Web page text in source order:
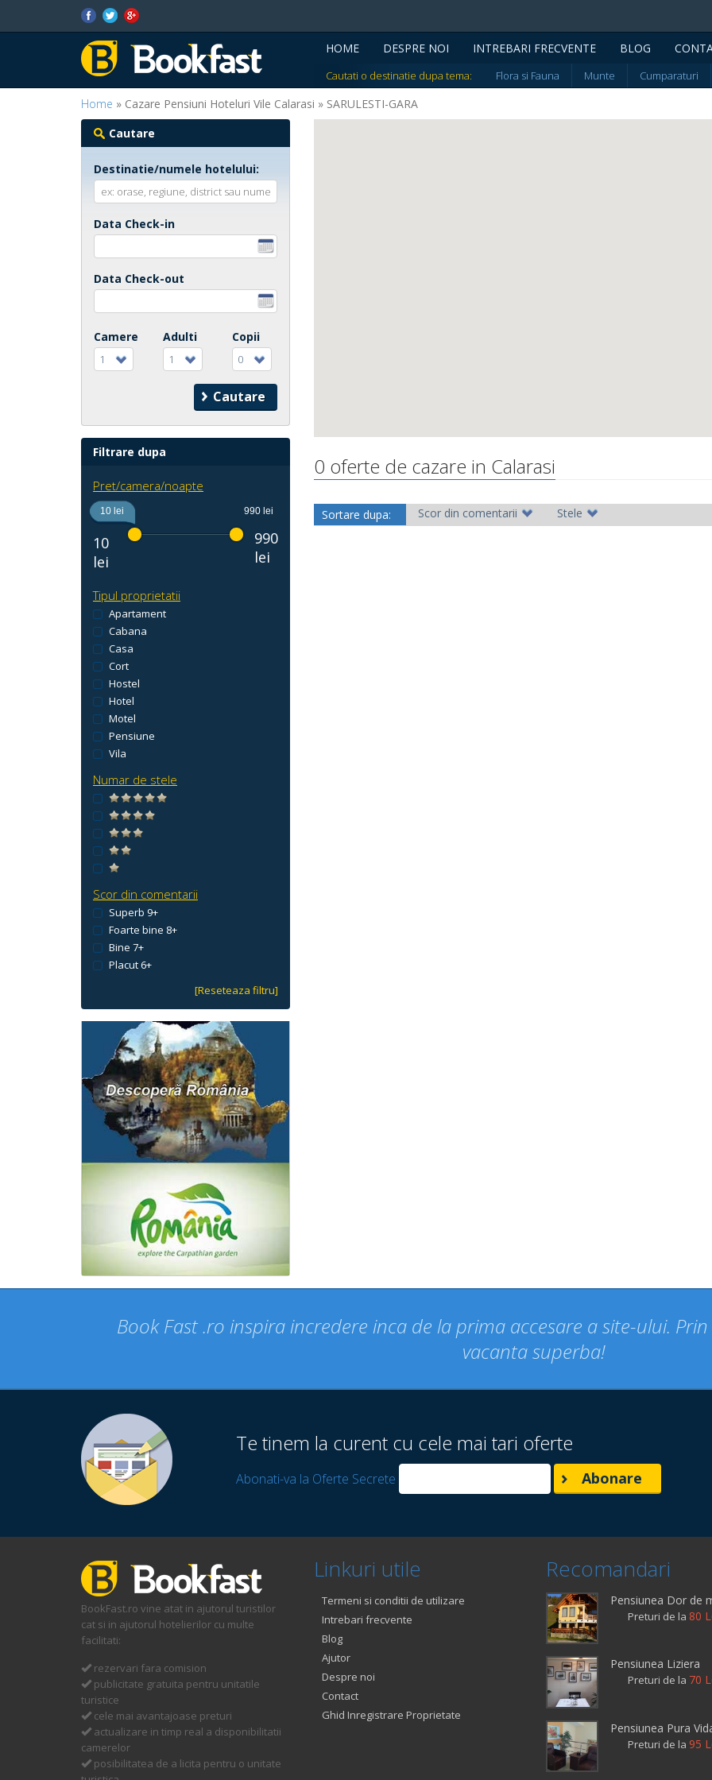
HOME DESPRE NOI INTREBARI FRECVENTE BLOG
Cautati o destinatie dupa tema:
Flora si Fauna Munte Cumparaturi
Home » Cazare Pensiuni Hoteluri Vile Calarasi » SARULESTI-GARA
Cautare
Destinatie/numele hotelului:
Data Check-in
Data Check-out
Camere
1
Adulti
1
Copii
0
Filtrare dupa
Pret/camera/noapte
10
lei
10 lei 990 lei
990
lei
Tipul proprietatii
Apartament
Cabana
Casa
Cort
Hostel
Hotel
Motel
Pensiune
Vila
Numar de stele
Scor din comentarii
Superb 9+
Foarte bine 8+
Bine 7+
Placut 6+
[Reseteaza filtru]
0 oferte de cazare in Calarasi
Sortare dupa: Scor din comentarii Stele
Book Fast .ro inspira incredere inca de la prima accesare a site-ului.
vacanta superba!
Te tinem la curent cu cele mai tari oferte
Abonati-va la Oferte Secrete
BookFast.ro vine atat in ajutorul turistilor
cat si in ajutorul hotelierilor cu multe
facilitati:
rezervari fara comision
publicitate gratuita pentru unitatile
turistice
cele mai avantajoase preturi
actualizare in timp real a disponibilitatii
camerelor
posibilitatea de a licita pentru o unitate
Linkuri utile
Termeni si conditii de utilizare
Intrebari frecvente
Blog
Ajutor
Despre noi
Contact
Ghid Inregistrare Proprietate
Recomandari
Pensiunea Dor de
Preturi de la 80
Pensiunea Liziera
Preturi de la 70
Pensiunea Pura
Preturi de la 95